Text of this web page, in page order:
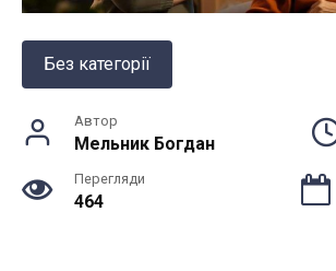
Без категорії
Автор
Мельник Богдан
Перегляди
464